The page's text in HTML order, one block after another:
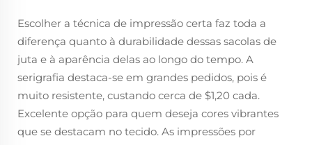
Escolher a técnica de impressão certa faz toda a
diferença quanto à durabilidade dessas sacolas de
juta e à aparência delas ao longo do tempo. A
serigrafia destaca-se em grandes pedidos, pois é
muito resistente, custando cerca de $1,20 cada.
Excelente opção para quem deseja cores vibrantes
que se destacam no tecido. As impressões por